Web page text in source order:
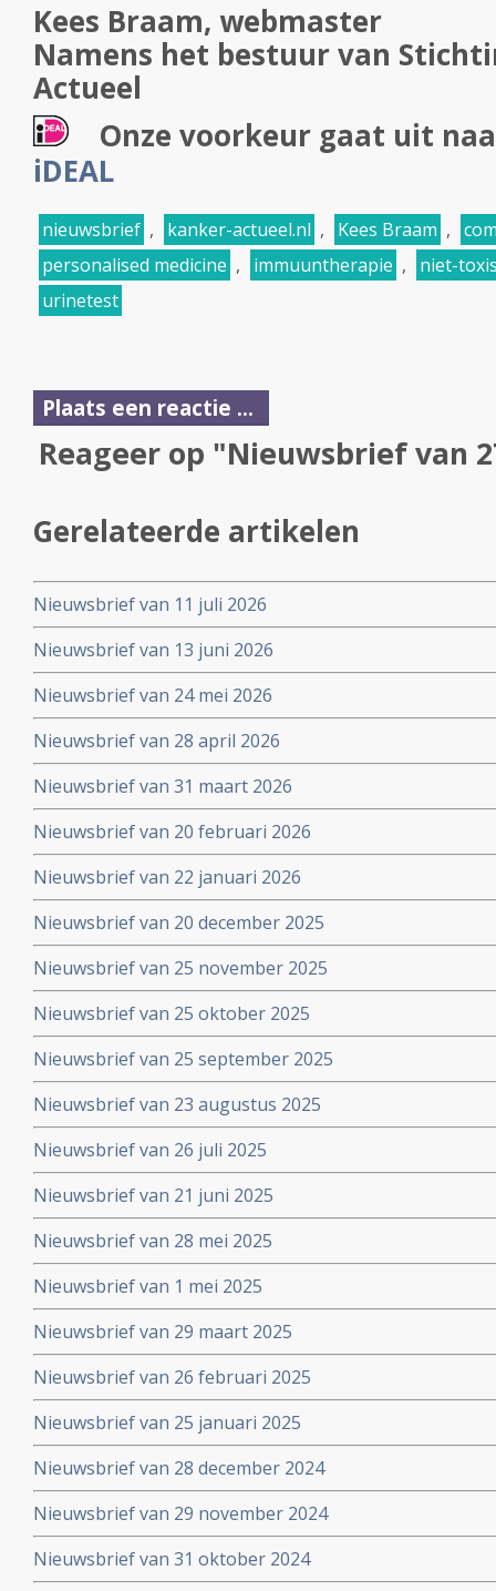
Kees Braam, webmaster
Namens het bestuur van
Actueel
Onze voorkeur gaat uit
iDEAL
nieuwsbrief , kanker-actueel.nl , Kees Braam ,
personalised medicine , immuuntherapie ,
niet-
urinetest
Plaats een reactie ...
Reageer op "Nieuwsbrief van
Gerelateerde artikelen
Nieuwsbrief van 11 juli 2026
Nieuwsbrief van 13 juni 2026
Nieuwsbrief van 24 mei 2026
Nieuwsbrief van 28 april 2026
Nieuwsbrief van 31 maart 2026
Nieuwsbrief van 20 februari 2026
Nieuwsbrief van 22 januari 2026
Nieuwsbrief van 20 december 2025
Nieuwsbrief van 25 november 2025
Nieuwsbrief van 25 oktober 2025
Nieuwsbrief van 25 september 2025
Nieuwsbrief van 23 augustus 2025
Nieuwsbrief van 26 juli 2025
Nieuwsbrief van 21 juni 2025
Nieuwsbrief van 28 mei 2025
Nieuwsbrief van 1 mei 2025
Nieuwsbrief van 29 maart 2025
Nieuwsbrief van 26 februari 2025
Nieuwsbrief van 25 januari 2025
Nieuwsbrief van 28 december 2024
Nieuwsbrief van 29 november 2024
Nieuwsbrief van 31 oktober 2024